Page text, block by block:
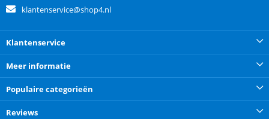
klantenservice@shop4.nl
Klantenservice
Meer informatie
Populaire categorieën
Reviews